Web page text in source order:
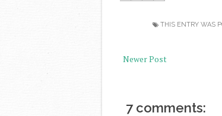
THIS ENTRY WAS
Newer Post
7 comments: